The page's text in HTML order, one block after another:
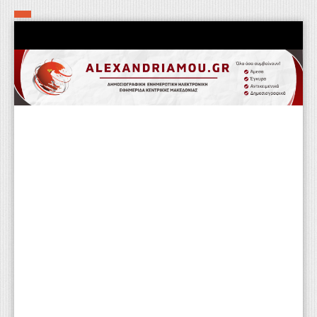
Αρχική
Τα εν δήμω εν οίκω
Πολιτιστικά-Εκκλησιαστικά